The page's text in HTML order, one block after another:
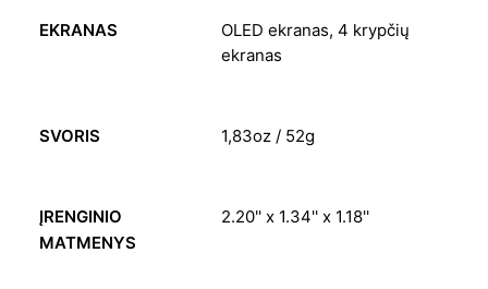
EKRANAS
OLED ekranas, 4 krypčių
ekranas
SVORIS 1,83oz / 52g
ĮRENGINIO
MATMENYS
2.20'' x 1.34'' x 1.18''